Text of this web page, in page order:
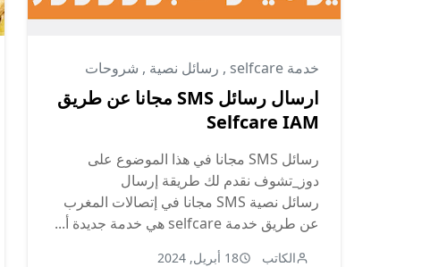
خدمة selfcare , رسائل نصية , شروحات
ارسال رسائل SMS مجانا عن طريق
Selfcare IAM
رسائل SMS مجانا في هذا الموضوع على
دوز_تشوف نقدم لك طريقة إرسال
رسائل نصية SMS مجانا في إتصالات المغرب
عن طريق خدمة selfcare هي خدمة جديدة أ...
الكاتب 18 أبريل, 2024